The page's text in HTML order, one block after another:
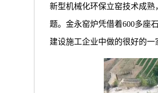
新型机械化环保立窑技术成
题。金永窑炉凭借着600多座
建设施工企业中做的很好的一